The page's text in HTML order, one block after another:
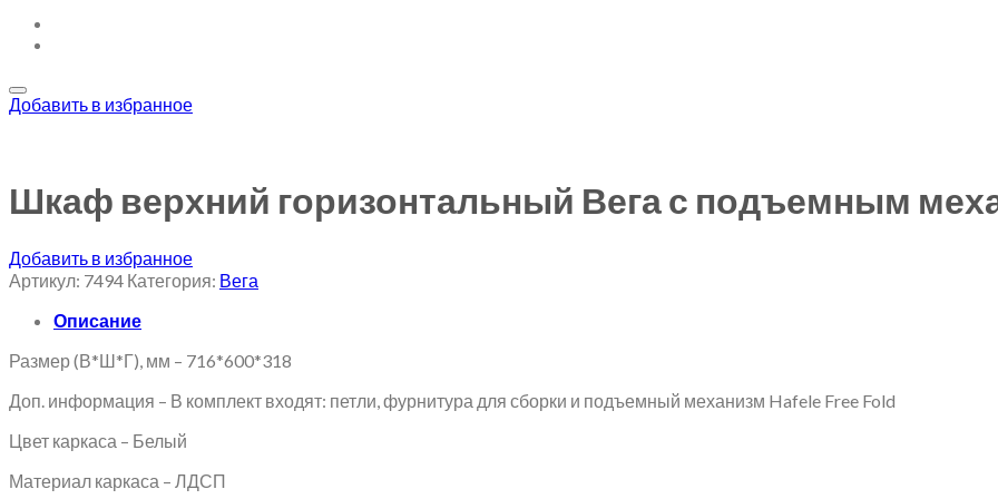
Добавить в избранное
Шкаф верхний горизонтальный Вега с подъемным
Добавить в избранное
Артикул: 7494 Категория: Вега
Описание
Размер (В*Ш*Г), мм – 716*600*318
Доп. информация – В комплект входят: петли, фурнитура для сборки и подъемный механизм Hafele Free Fold
Цвет каркаса – Белый
Материал каркаса – ЛДСП